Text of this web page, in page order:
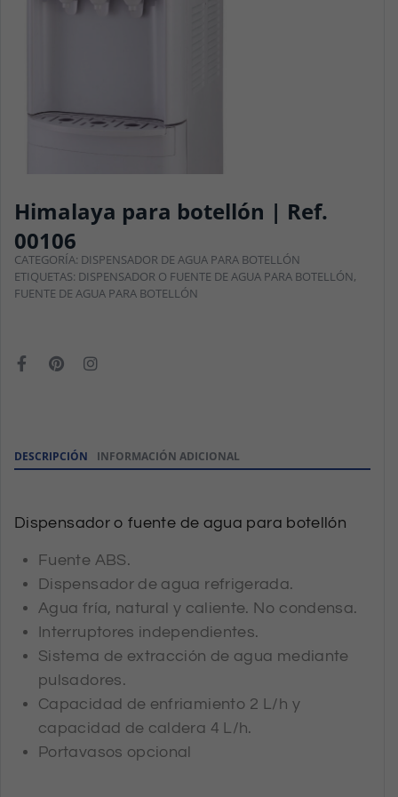
Himalaya para botellón | Ref.
00106
CATEGORÍA: DISPENSADOR DE AGUA PARA BOTELLÓN
ETIQUETAS: DISPENSADOR O FUENTE DE AGUA PARA BOTELLÓN,
FUENTE DE AGUA PARA BOTELLÓN
DESCRIPCIÓN INFORMACIÓN ADICIONAL
Dispensador o fuente de agua para botellón
Fuente ABS.
Dispensador de agua refrigerada.
Agua fría, natural y caliente. No condensa.
Interruptores independientes.
Sistema de extracción de agua mediante
pulsadores.
Capacidad de enfriamiento 2 L/h y
capacidad de caldera 4 L/h.
Portavasos opcional